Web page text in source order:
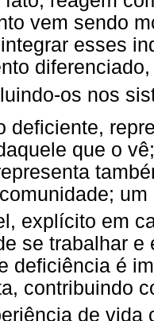
vem sendo
esses
os nos
deficiente,
que o
explícito em
se trabalhar
deficiência é
contribuindo
de vida